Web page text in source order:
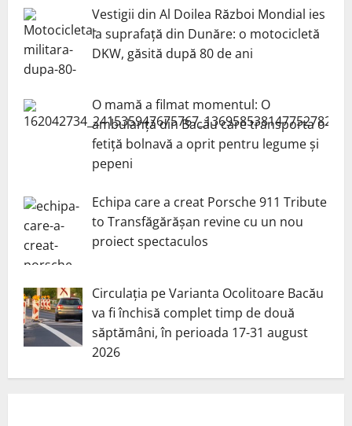
Vestigii din Al Doilea Război Mondial ies
la suprafață din Dunăre: o motocicletă
DKW, găsită după 80 de ani
O mamă a filmat momentul: O
ambulanță din Bacău care transporta o
fetiță bolnavă a oprit pentru legume și
pepeni
Echipa care a creat Porsche 911 Tribute
to Transfăgărășan revine cu un nou
proiect spectaculos
Circulația pe Varianta Ocolitoare Bacău
va fi închisă complet timp de două
săptămâni, în perioada 17-31 august
2026